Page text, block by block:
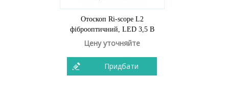
Отоскоп Ri-scope L2
фіброоптичний, LED 3,5 В
Цену уточняйте
Придбати